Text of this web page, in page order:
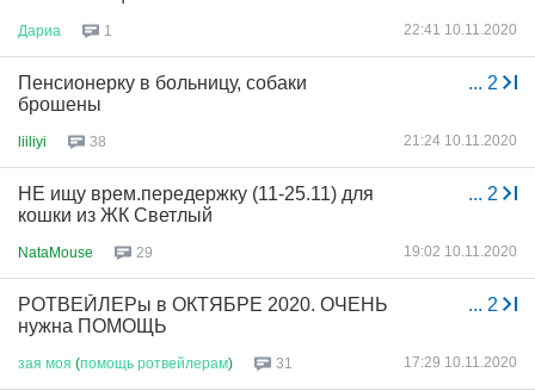
Дариа 1 22:41 10.11.2020
... 2
Пенсионерку в больницу, собаки
брошены
liiliyi 38 21:24 10.11.2020
... 2
НЕ ищу врем.передержку (11-25.11) для
кошки из ЖК Светлый
NataMouse 29 19:02 10.11.2020
... 2
РОТВЕЙЛЕРы в ОКТЯБРЕ 2020. ОЧЕНЬ
нужна ПОМОЩЬ
зая моя (помощь ротвейлерам) 31 17:29 10.11.2020